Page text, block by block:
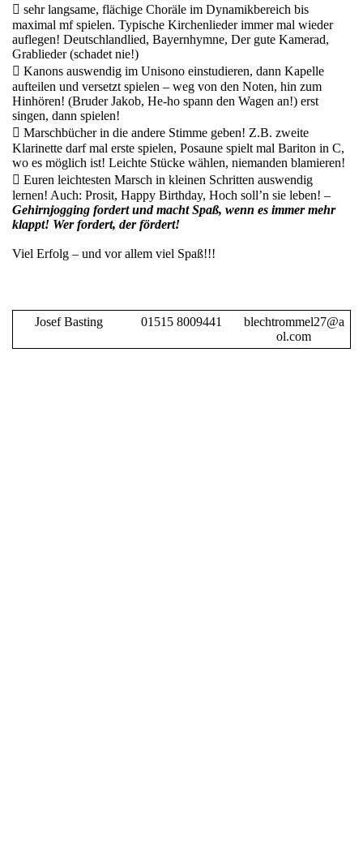
 sehr langsame, flächige Choräle im Dynamikbereich bis
maximal mf spielen. Typische Kirchenlieder immer mal wieder
auflegen! Deutschlandlied, Bayernhymne, Der gute Kamerad,
Grablieder (schadet nie!)
 Kanons auswendig im Unisono einstudieren, dann Kapelle
aufteilen und versetzt spielen – weg von den Noten, hin zum
Hinhören! (Bruder Jakob, He-ho spann den Wagen an!) erst
singen, dann spielen!
 Marschbücher in die andere Stimme geben! Z.B. zweite
Klarinette darf mal erste spielen, Posaune spielt mal Bariton in C,
wo es möglich ist! Leichte Stücke wählen, niemanden blamieren!
 Euren leichtesten Marsch in kleinen Schritten auswendig
lernen! Auch: Prosit, Happy Birthday, Hoch soll’n sie leben! –
Gehirnjogging fordert und macht Spaß, wenn es immer mehr
klappt! Wer fordert, der fördert!
Viel Erfolg – und vor allem viel Spaß!!!
Josef Basting 01515 8009441
blechtrommel27@a
ol.com